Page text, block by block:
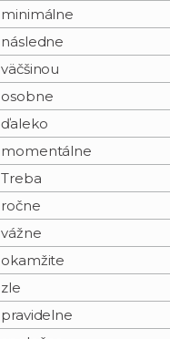
minimálne
následne
väčšinou
osobne
ďaleko
momentálne
Treba
ročne
vážne
okamžite
zle
pravidelne